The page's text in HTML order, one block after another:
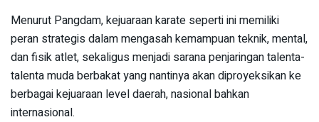
Menurut Pangdam, kejuaraan karate seperti ini memiliki
peran strategis dalam mengasah kemampuan teknik, mental,
dan fisik atlet, sekaligus menjadi sarana penjaringan talenta-
talenta muda berbakat yang nantinya akan diproyeksikan ke
berbagai kejuaraan level daerah, nasional bahkan
internasional.